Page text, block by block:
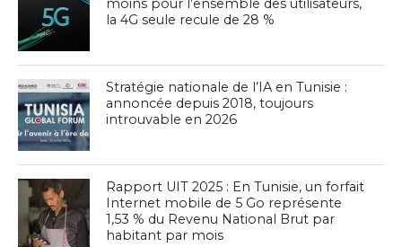
la 4G seule recule de 28 %
Stratégie nationale de l’IA en Tunisie :
annoncée depuis 2018, toujours
introuvable en 2026
Rapport UIT 2025 : En Tunisie, un forfait
Internet mobile de 5 Go représente
1,53 % du Revenu National Brut par
habitant par mois